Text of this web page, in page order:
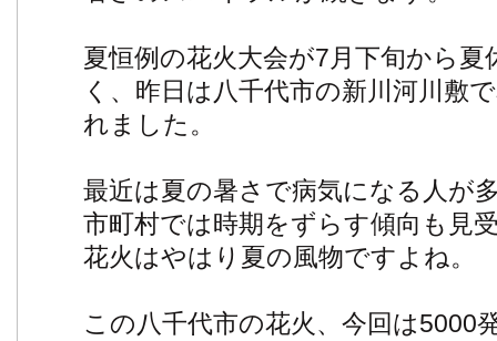
夏恒例の花火大会が7月下旬から夏
く、昨日は八千代市の新川河川敷
れました。
最近は夏の暑さで病気になる人が
市町村では時期をずらす傾向も見
花火はやはり夏の風物ですよね。
この八千代市の花火、今回は5000